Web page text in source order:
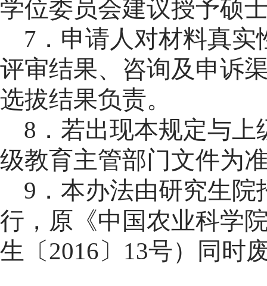
学位委员会建议授予硕
7．申请人对材料真
评审结果、咨询及申诉
选拔结果负责。
8．若出现本规定与
级教育主管部门文件为
9． 本办法由研究生院
行 ，原《中国农业科学
生〔2016〕 13号）同时